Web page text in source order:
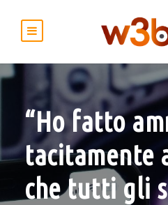
“Ho fatto
tacitamente
che tutti gli